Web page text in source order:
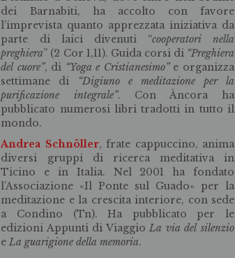
dei Barnabiti, ha accolto con favore
l’imprevista quanto apprezzata iniziativa da
parte di laici divenuti “cooperatori nella
preghiera” (2 Cor 1,11). Guida corsi di“Preghiera
del cuore”, di “Yoga e Cristianesimo”e organizza
settimane di
“Digiuno e meditazione per la
purificazione integrale”. Con Àncora ha
pubblicato numerosi libri tradotti in tutto il
mondo.
Andrea Schnöller, frate cappuccino, anima
diversi gruppi di ricerca meditativa in
Ticino e in Italia. Nel 2001 ha fondato
l’Associazione «Il Ponte sul Guado» per la
meditazione e la crescita interiore, con sede
a Condino (Tn). Ha pubblicato per le
edizioni Appunti di ViaggioLa via del silenzio
eLa guarigione della memoria.